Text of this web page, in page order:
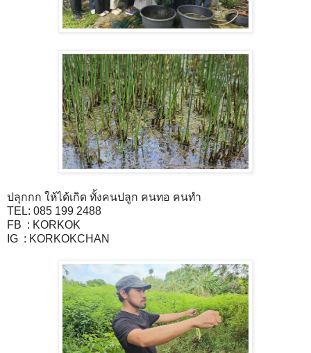
ปลุกกก ให้ได้เกิด ทั้งคนปลูก คนทอ คนทำ
TEL: 085 199 2488
FB : KORKOK
IG : KORKOKCHAN